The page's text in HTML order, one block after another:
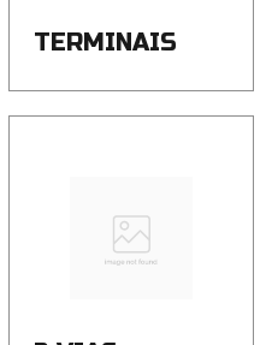
TERMINAIS